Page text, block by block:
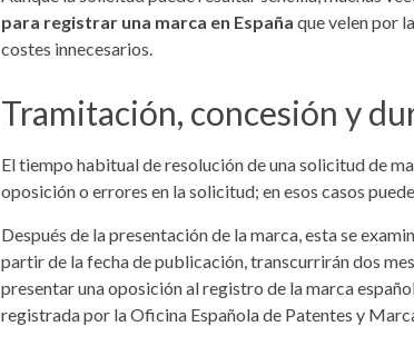
para registrar una marca en España que velen por
costes innecesarios.
Tramitación, concesión y
El tiempo habitual de resolución de una solicitud de
oposición o errores en la solicitud; en esos casos
Después de la presentación de la marca, esta se
partir de la fecha de publicación, transcurrirán dos
presentar una oposición al registro de la marca
registrada por la Oficina Española de Patentes y